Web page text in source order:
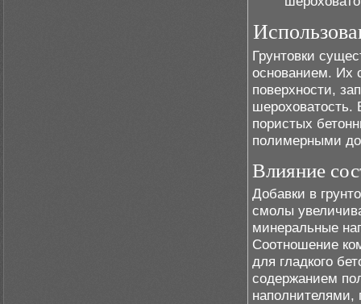
Грунтовки
основанием. Их
поверхности,
шероховатость.
пористых
полимерными
Влияние
Добавки в
смолы
минеральные
Соотношение
для гладкого
содержанием